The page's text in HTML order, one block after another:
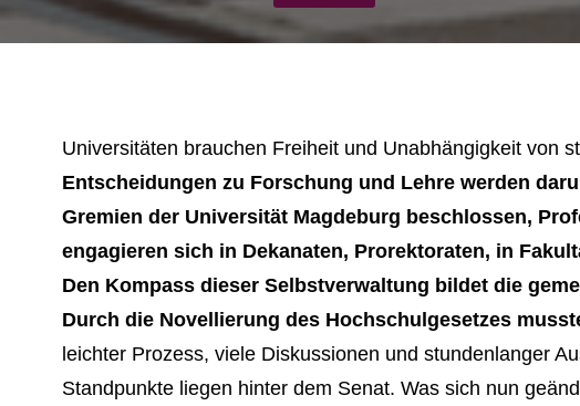
Universitäten brauchen Freiheit und Unabhängigkeit von
Entscheidungen zu Forschung und Lehre werden
Gremien der Universität Magdeburg beschlossen,
engagieren sich in Dekanaten, Prorektoraten, in
Den Kompass dieser Selbstverwaltung bildet die
Durch die Novellierung des Hochschulgesetzes
leichter Prozess, viele Diskussionen und stundenlanger
Standpunkte liegen hinter dem Senat. Was sich nun